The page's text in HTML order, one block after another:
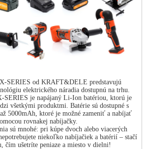
SERIES od KRAFT&DELE predstavujú
elektrického náradia dostupnú na trhu.
SERIES je napájaný Li-Ion batériou, ktorú je
všetkými produktmi. Batérie sú dostupné s
5000mAh, ktoré je možné zameniť a nabíjať
rovnakej nabíjačky.
sú mnohé: pri kúpe dvoch alebo viacerých
niekoľko nabíjačiek a batérií – stačí
čím ušetríte peniaze a miesto v dielni!